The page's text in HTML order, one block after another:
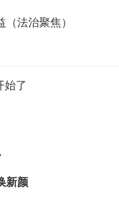
法治聚焦）
始了
新颜